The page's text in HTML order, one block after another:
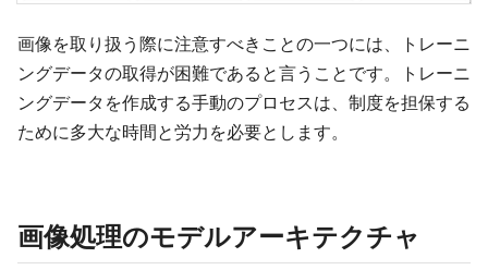
画像を取り扱う際に注意すべきことの一つには、トレーニ
ングデータの取得が困難であると言うことです。トレーニ
ングデータを作成する手動のプロセスは、制度を担保する
ために多大な時間と労力を必要とします。
画像処理のモデルアーキテクチャ